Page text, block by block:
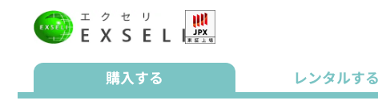
購入する レンタルする